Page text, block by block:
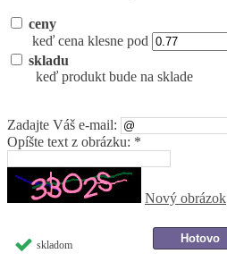
skladom
ceny
keď cena klesne pod
skladu
keď produkt bude na sklade
Zadajte Váš e-mail:
Opíšte text z obrázku: *
Nový obrázok